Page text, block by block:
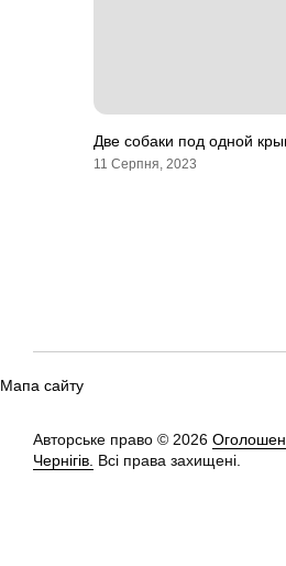
Две собаки под одной
11 Серпня, 2023
Мапа сайту
Авторське право © 2026
Чернігів. Всі права захищені.